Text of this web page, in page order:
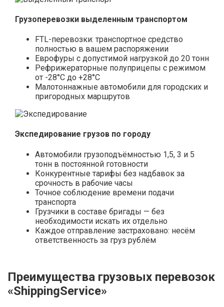
Грузоперевозки выделенным транспортом
FTL-перевозки: транспортное средство
полностью в вашем распоряжении
Еврофуры с допустимой нагрузкой до 20 тонн
Рефрижераторные полуприцепы с режимом
от -28°С до +28°С
Малотоннажные автомобили для городских и
пригородных маршрутов
Экспедирование грузов по городу
Автомобили грузоподъёмностью 1,5, 3 и 5
тонн в постоянной готовности
Конкурентные тарифы без надбавок за
срочность в рабочие часы
Точное соблюдение времени подачи
транспорта
Грузчики в составе бригады — без
необходимости искать их отдельно
Каждое отправление застраховано: несём
ответственность за груз рублём
Преимущества грузовых перевозок
«ShippingService»